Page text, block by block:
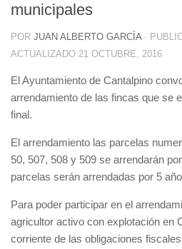
municipales
POR JUAN ALBERTO GARCÍA ·
ACTUALIZADO 21 OCTUBRE, 2016
El Ayuntamiento de Cantalpino
arrendamiento de las fincas que se
final.
El arrendamiento las parcelas
50, 507, 508 y 509 se arrendarán
parcelas serán arrendadas por 5
Para poder participar en el
agricultor activo con explotación en
corriente de las obligaciones